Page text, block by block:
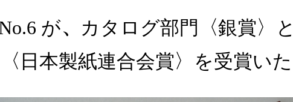
No.6 が、カタログ部門〈銀賞〉
日本製紙連合会賞〉を受賞い